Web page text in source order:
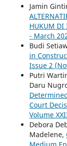
Jamin
HUKUM DI
- March
Budi
in
Issue 2
Putri
Daru
Court
Volume
Debora
Madelene,